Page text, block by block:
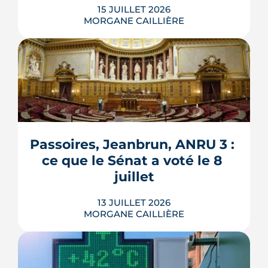
15 JUILLET 2026
MORGANE CAILLIÈRE
Verrous tournés, voisins prévenus,
boîte aux lettres sous contrôle : une
grande partie de la protection d'un
logement repose sur des habitudes qui
gestes gratuits ou à moins de 50 €,
inspirés des conseils officiels de la
police et de la gendarmerie, mon...
LIRE L'ARTICLE
Passoires, Jeanbrun, ANRU 3 :
ce que le Sénat a voté le 8
juillet
13 JUILLET 2026
MORGANE CAILLIÈRE